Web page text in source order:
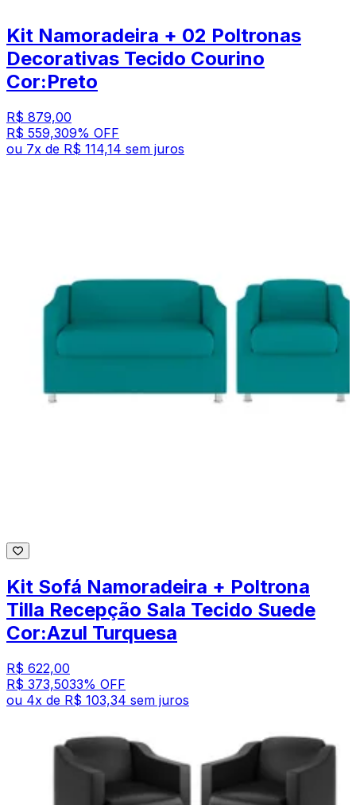
Kit Namoradeira + 02 Poltronas
Decorativas Tecido Courino
Cor:Preto
R$ 879,00
R$ 559,309% OFF
ou 7x de R$ 114,14 sem juros
Kit Sofá Namoradeira + Poltrona
Tilla Recepção Sala Tecido Suede
Cor:Azul Turquesa
R$ 622,00
R$ 373,5033% OFF
ou 4x de R$ 103,34 sem juros